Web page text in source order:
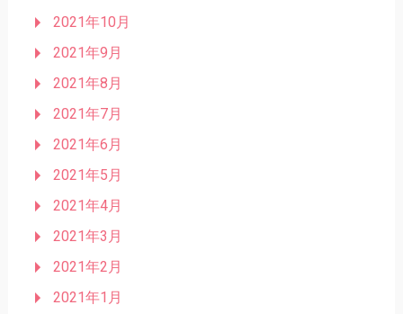
2021年10月
2021年9月
2021年8月
2021年7月
2021年6月
2021年5月
2021年4月
2021年3月
2021年2月
2021年1月